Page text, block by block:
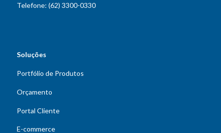
Telefone: (62) 3300-0330
Soluções
Portfólio de Produtos
Orçamento
Portal Cliente
E-commerce